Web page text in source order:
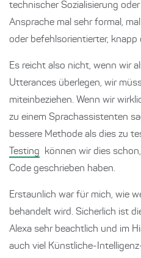
technischer Sozialisierung
Ansprache mal sehr formal,
oder befehlsorientierter, knapp
Es reicht also nicht, wenn wir
Utterances überlegen, wir
miteinbeziehen. Wenn wir
zu einem Sprachassistenten
bessere Methode als dies zu
Testing
können wir dies
Code geschrieben haben.
Erstaunlich war für mich, wie
behandelt wird. Sicherlich ist
Alexa sehr beachtlich und im
auch viel Künstliche-